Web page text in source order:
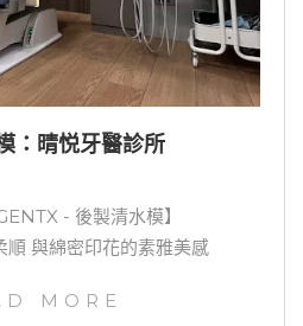
：晴悦牙醫診所
- 後製清水模】
順 與綿密印花的素雅美感
MORE